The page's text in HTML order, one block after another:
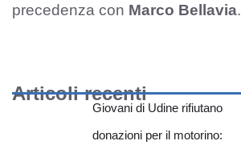
precedenza con Marco Bellavia.
Articoli recenti
Giovani di Udine rifiutano
donazioni per il motorino: